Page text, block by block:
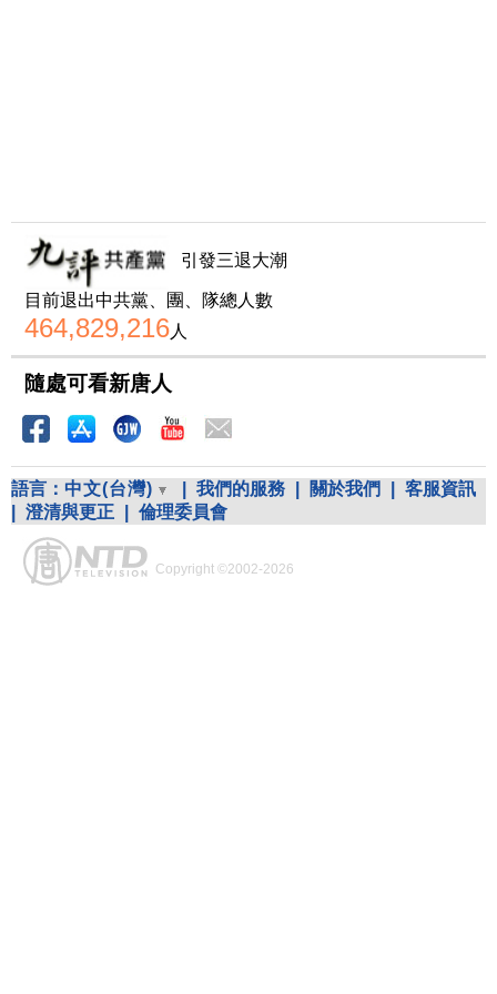
引發三退大潮
目前退出中共黨、團、隊總人數
464,829,216人
隨處可看新唐人
語言： 中文(台灣) 我們的服務 關於我們
客服資訊
澄清與更正 倫理委員會
Copyright ©2002-2026